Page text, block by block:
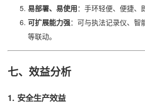
易部署、易使用：手环轻便、便捷、
可扩展能力强：可与执法记录仪、智
等联动。
七、效益分析
1. 安全生产效益